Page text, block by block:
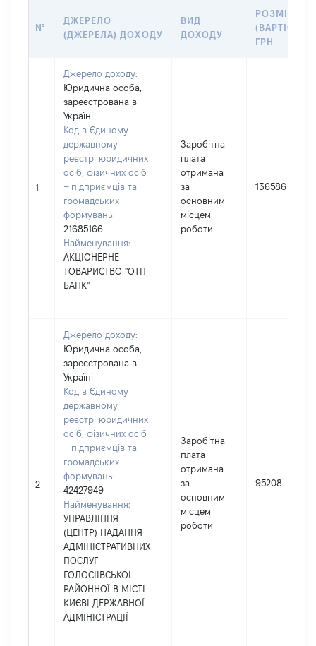
№
ДЖЕРЕЛО
(ДЖЕРЕЛА) ДОХОДУ
ВИД
ДОХОДУ
РОЗМІР
(ВАРТІСТЬ),
ГРН
1
Джерело доходу:
Юридична особа,
зареєстрована в
Україні
Код в Єдиному
державному
реєстрі юридичних
осіб, фізичних осіб
– підприємців та
громадських
формувань:
21685166
Найменування:
АКЦІОНЕРНЕ
ТОВАРИСТВО "ОТП
БАНК"
Заробітна
плата
отримана
за
основним
місцем
роботи
136586
2
Джерело доходу:
Юридична особа,
зареєстрована в
Україні
Код в Єдиному
державному
реєстрі юридичних
осіб, фізичних осіб
– підприємців та
громадських
формувань:
42427949
Найменування:
УПРАВЛІННЯ
(ЦЕНТР) НАДАННЯ
АДМІНІСТРАТИВНИХ
ПОСЛУГ
ГОЛОСІЇВСЬКОЇ
РАЙОННОЇ В МІСТІ
КИЄВІ ДЕРЖАВНОЇ
АДМІНІСТРАЦІЇ
Заробітна
плата
отримана
за
основним
місцем
роботи
95208